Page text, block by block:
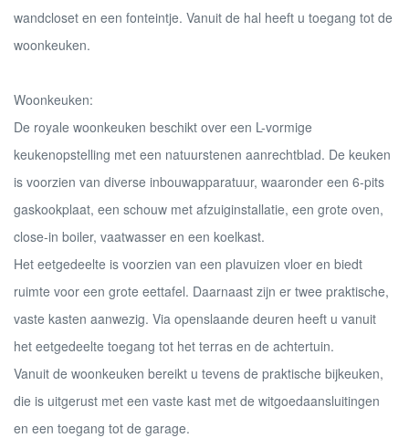
wandcloset en een fonteintje. Vanuit de hal heeft u toegang tot de
woonkeuken.
Woonkeuken:
De royale woonkeuken beschikt over een L-vormige
keukenopstelling met een natuurstenen aanrechtblad. De keuken
is voorzien van diverse inbouwapparatuur, waaronder een 6-pits
gaskookplaat, een schouw met afzuiginstallatie, een grote oven,
close-in boiler, vaatwasser en een koelkast.
Het eetgedeelte is voorzien van een plavuizen vloer en biedt
ruimte voor een grote eettafel. Daarnaast zijn er twee praktische,
vaste kasten aanwezig. Via openslaande deuren heeft u vanuit
het eetgedeelte toegang tot het terras en de achtertuin.
Vanuit de woonkeuken bereikt u tevens de praktische bijkeuken,
die is uitgerust met een vaste kast met de witgoedaansluitingen
en een toegang tot de garage.